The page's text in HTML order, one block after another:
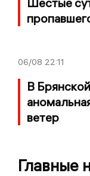
06/08 22:11
В
ветер
Главные